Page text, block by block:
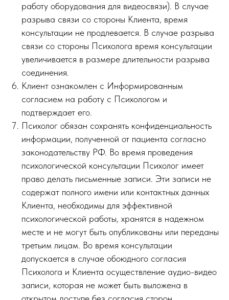
работу оборудования для видеосвязи). В случае
разрыва связи со стороны Клиента, время
консультации не продлевается. В случае разрыва
связи со стороны Психолога время консультации
увеличивается в размере длительности разрыва
соединения.
Клиент ознакомлен с Информированным
согласием на работу с Психологом и
подтверждает его.
Психолог обязан сохранять конфиденциальность
информации, полученной от пациента согласно
законодательству РФ. Во время проведения
психологической консультации Психолог имеет
право делать письменные записи. Эти записи не
содержат полного имени или контактных данных
Клиента, необходимы для эффективной
психологической работы, хранятся в надежном
месте и не могут быть опубликованы или переданы
третьим лицам. Во время консультации
допускается в случае обоюдного согласия
Психолога и Клиента осуществление аудио-видео
записи, которая не может быть выложена в